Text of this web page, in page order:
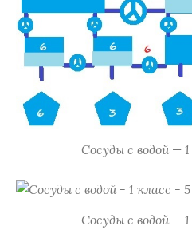
Сосуды с водой —
Сосуды с водой —